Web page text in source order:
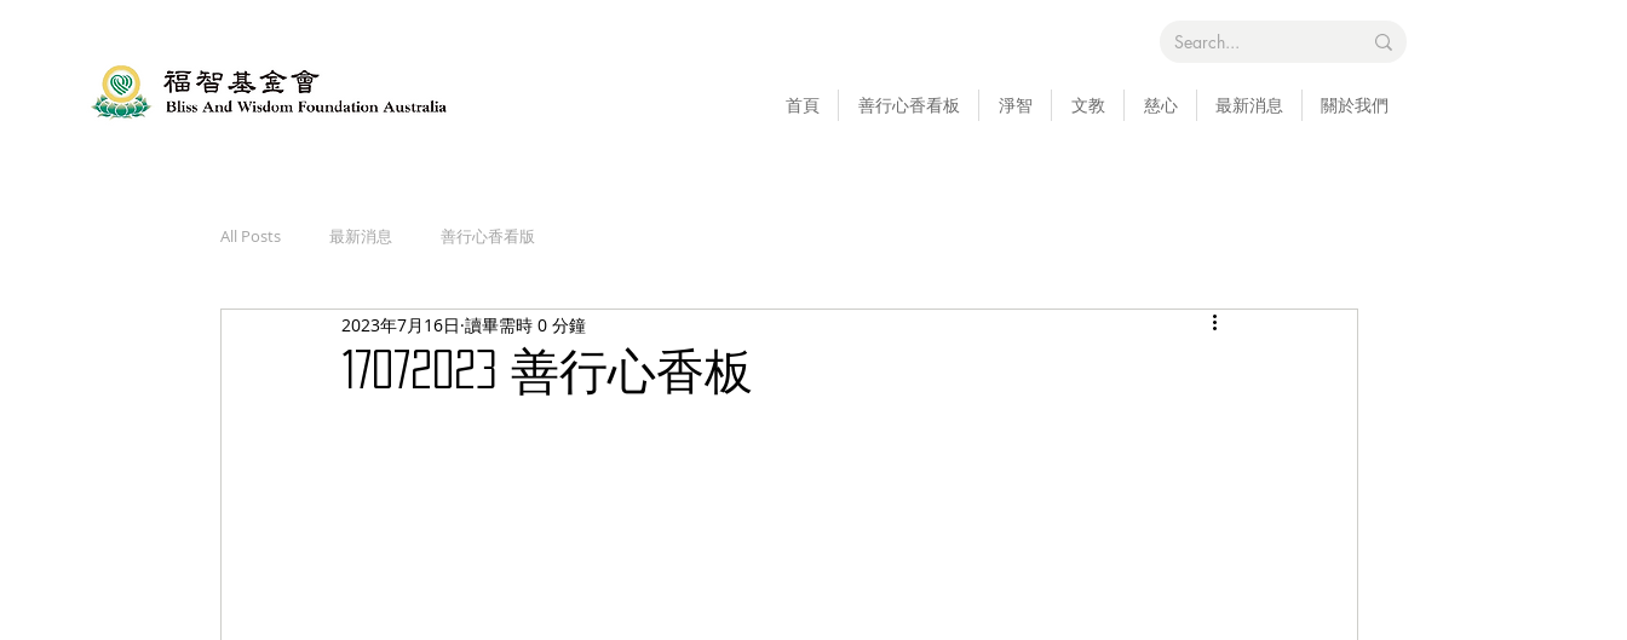
首頁 善行心香看板 淨智 文教 慈心 最新消息 關於我們
All Posts 最新消息 善行心香看版
17072023 善行心香板
2023年7月16日 讀畢需時 0 分鐘